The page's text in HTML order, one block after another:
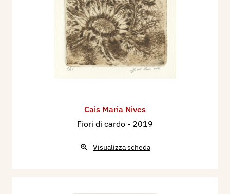
Cais Maria Nives
Fiori di cardo - 2019
Visualizza scheda